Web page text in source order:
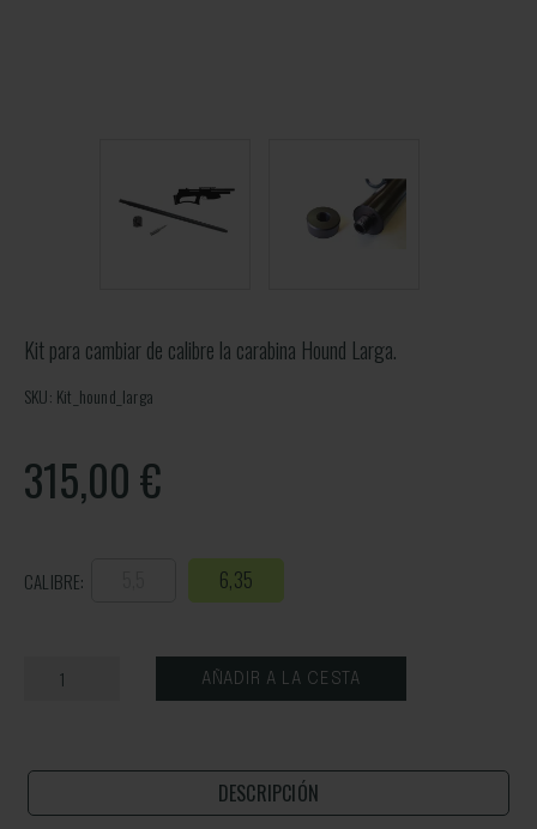
Kit para cambiar de calibre la carabina Hound Larga.
SKU: Kit_hound_larga
315,00 €
CALIBRE: 6,35
AÑADIR A LA CESTA
DESCRIPCIÓN